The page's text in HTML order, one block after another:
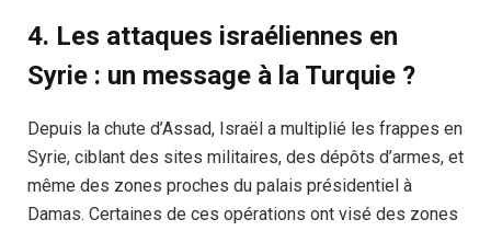
4. Les attaques israéliennes en
Syrie : un message à la Turquie ?
Depuis la chute d’Assad, Israël a multiplié les frappes en
Syrie, ciblant des sites militaires, des dépôts d’armes, et
même des zones proches du palais présidentiel à
Damas. Certaines de ces opérations ont visé des zones